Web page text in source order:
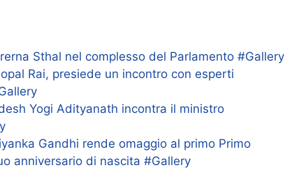
Sthal nel complesso del Parlamento #Gallery
Rai, presiede un incontro con esperti
Yogi Adityanath incontra il ministro
Gandhi rende omaggio al primo Primo
anniversario di nascita #Gallery